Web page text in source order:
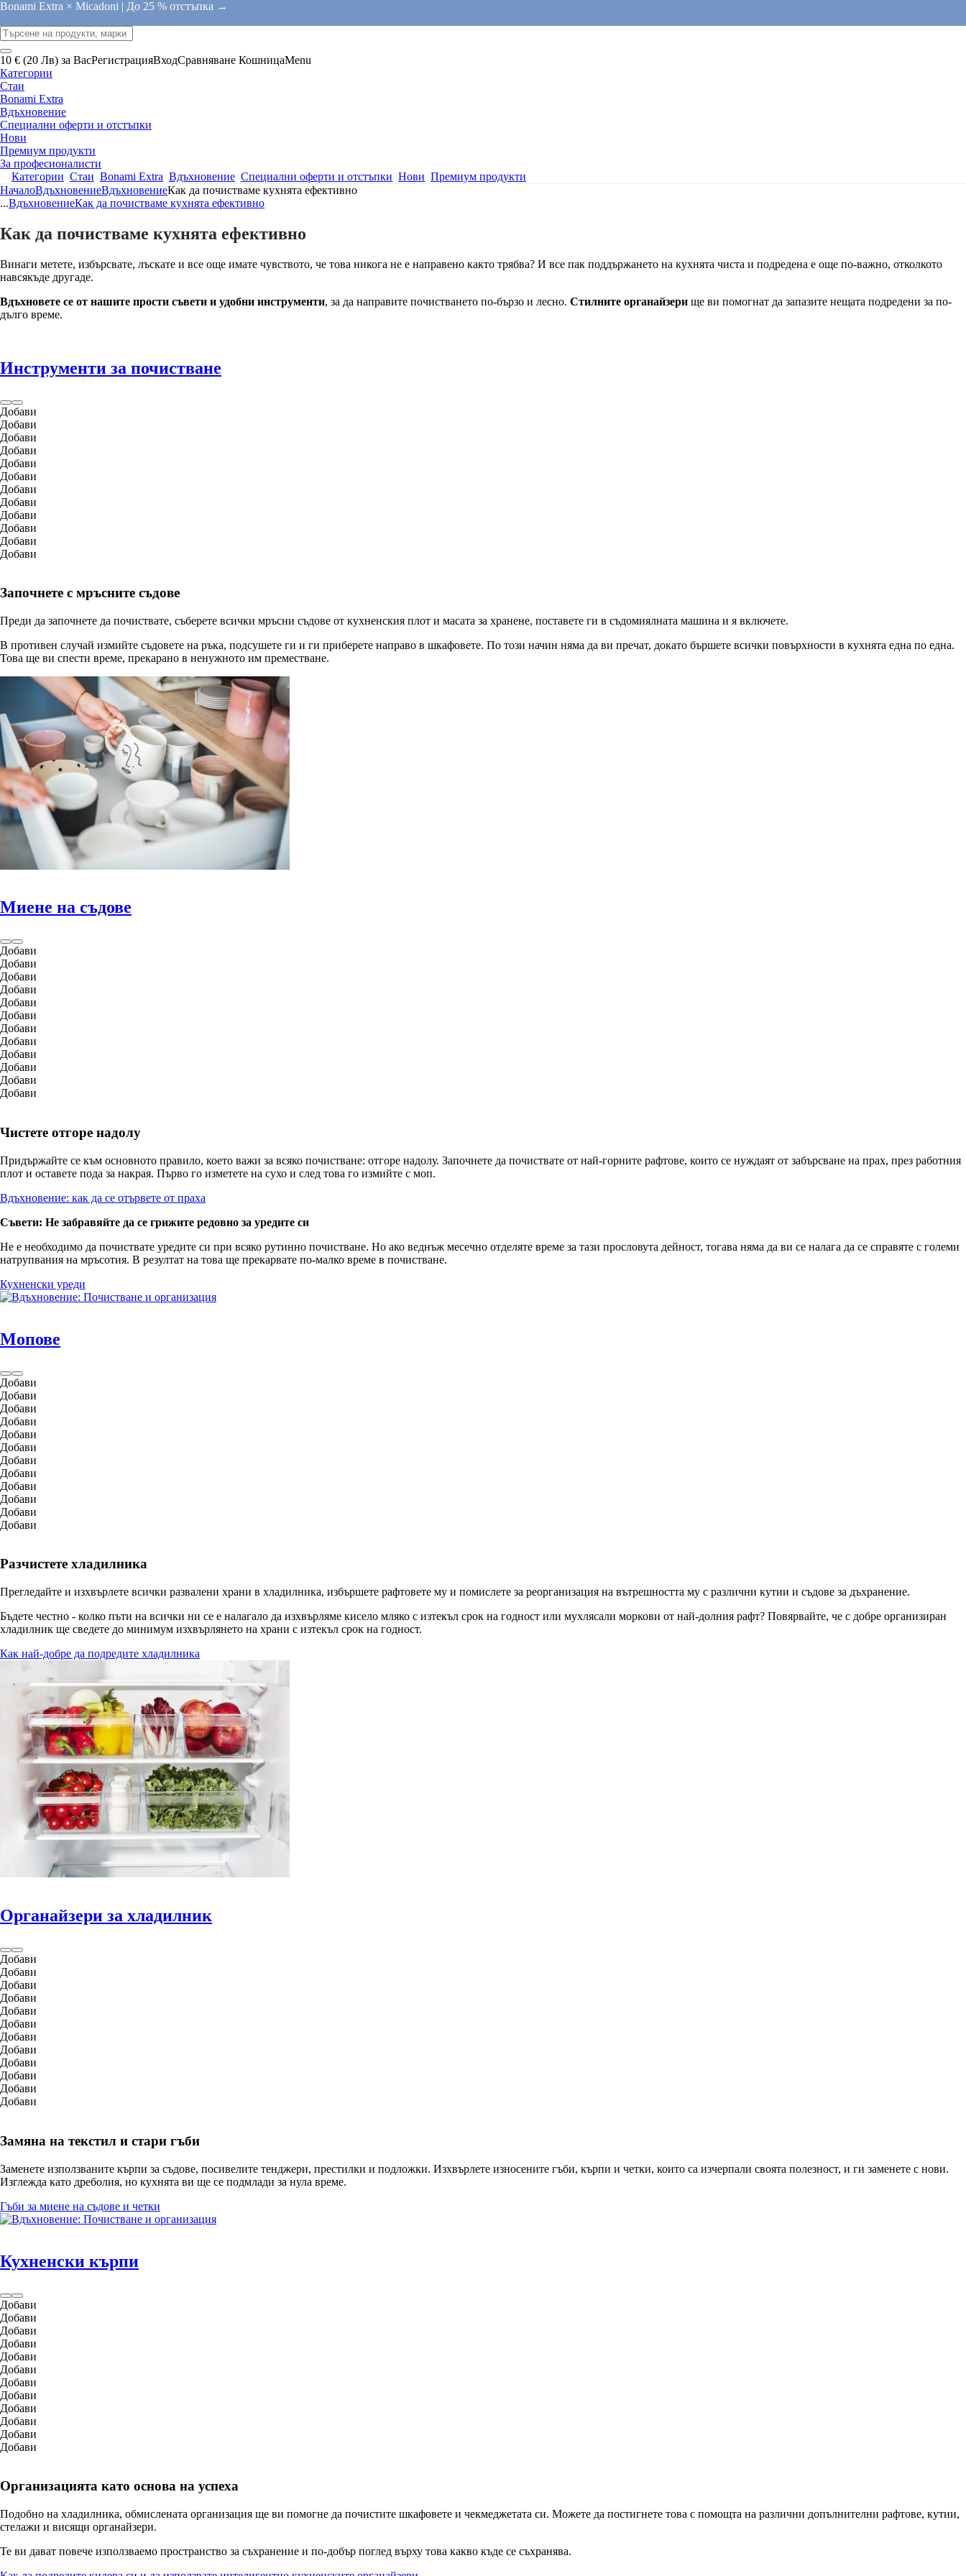
Bonami Extra × Micadoni | До 25 % отстъпка →
10 € (20 Лв) за ВасРегистрацияВходСравняване КошницаMenu
Категории
Стаи
Bonami Extra
Вдъхновение
Специални оферти и отстъпки
Нови
Премиум продукти
За професионалисти
Категории Стаи Bonami Extra Вдъхновение Специални оферти и отстъпки Нови Премиум продукти
НачалоВдъхновениеВдъхновениеКак да почистваме кухнята ефективно
...ВдъхновениеКак да почистваме кухнята ефективно
Как да почистваме кухнята ефективно
Винаги метете, избърсвате, лъскате и все още имате чувството, че това никога не е направено както трябва? И все пак поддържането на кухнята чиста и подредена е още по-важно, отколкото
навсякъде другаде.
Вдъхновете се от нашите прости съвети и удобни инструменти, за да направите почистването по-бързо и лесно. Стилните органайзери ще ви помогнат да запазите нещата подредени за по-
дълго време.
Инструменти за почистване
Добави
Добави
Добави
Добави
Добави
Добави
Добави
Добави
Добави
Добави
Добави
Добави
Започнете с мръсните съдове
Преди да започнете да почиствате, съберете всички мръсни съдове от кухненския плот и масата за хранене, поставете ги в съдомиялната машина и я включете.
В противен случай измийте съдовете на ръка, подсушете ги и ги приберете направо в шкафовете. По този начин няма да ви пречат, докато бършете всички повърхности в кухнята една по една.
Това ще ви спести време, прекарано в ненужното им преместване.
Миене на съдове
Добави
Добави
Добави
Добави
Добави
Добави
Добави
Добави
Добави
Добави
Добави
Добави
Чистете отгоре надолу
Придържайте се към основното правило, което важи за всяко почистване: отгоре надолу. Започнете да почиствате от най-горните рафтове, които се нуждаят от забърсване на прах, през работния
плот и оставете пода за накрая. Първо го изметете на сухо и след това го измийте с моп.
Вдъхновение: как да се отървете от праха
Съвети: Не забравяйте да се грижите редовно за уредите си
Не е необходимо да почиствате уредите си при всяко рутинно почистване. Но ако веднъж месечно отделяте време за тази прословута дейност, тогава няма да ви се налага да се справяте с големи
натрупвания на мръсотия. В резултат на това ще прекарвате по-малко време в почистване.
Кухненски уреди
Мопове
Добави
Добави
Добави
Добави
Добави
Добави
Добави
Добави
Добави
Добави
Добави
Добави
Разчистете хладилника
Прегледайте и изхвърлете всички развалени храни в хладилника, избършете рафтовете му и помислете за реорганизация на вътрешността му с различни кутии и съдове за дъхранение.
Бъдете честно - колко пъти на всички ни се е налагало да изхвърляме кисело мляко с изтекъл срок на годност или мухлясали моркови от най-долния рафт? Повярвайте, че с добре организиран
хладилник ще сведете до минимум изхвърлянето на храни с изтекъл срок на годност.
Как най-добре да подредите хладилника
Органайзери за хладилник
Добави
Добави
Добави
Добави
Добави
Добави
Добави
Добави
Добави
Добави
Добави
Добави
Замяна на текстил и стари гъби
Заменете използваните кърпи за съдове, посивелите тенджери, престилки и подложки. Изхвърлете износените гъби, кърпи и четки, които са изчерпали своята полезност, и ги заменете с нови.
Изглежда като дреболия, но кухнята ви ще се подмлади за нула време.
Гъби за миене на съдове и четки
Кухненски кърпи
Добави
Добави
Добави
Добави
Добави
Добави
Добави
Добави
Добави
Добави
Добави
Добави
Организацията като основа на успеха
Подобно на хладилника, обмислената организация ще ви помогне да почистите шкафовете и чекмеджетата си. Можете да постигнете това с помощта на различни допълнителни рафтове, кутии,
стелажи и висящи органайзери.
Те ви дават повече използваемо пространство за съхранение и по-добър поглед върху това какво къде се съхранява.